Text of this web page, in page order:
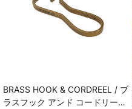
BRASS HOOK & CORDREEL / ブ
ラスフック アンド コードリール